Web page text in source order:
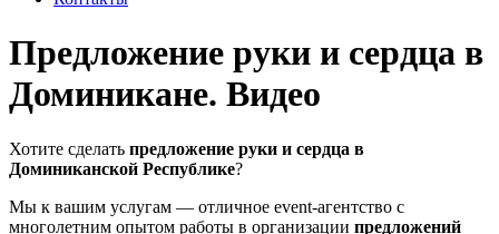
Предложение руки и сердца в
Доминикане. Видео
Хотите сделать предложение руки и сердца в
Доминиканской Республике?
Мы к вашим услугам — отличное event-агентство с
многолетним опытом работы в организации предложений